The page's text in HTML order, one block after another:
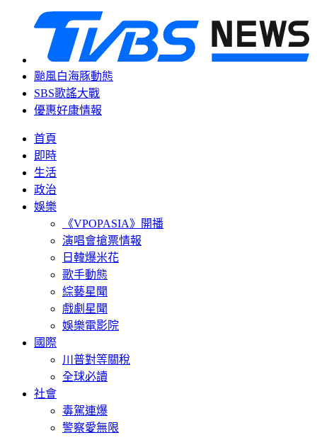
颱風白海豚動態
SBS歌謠大戰
優惠好康情報
首頁
即時
生活
政治
娛樂
《VPOPASIA》開播
演唱會搶票情報
日韓爆米花
歌手動態
綜藝星聞
戲劇星聞
娛樂電影院
國際
川普對等關稅
全球必讀
社會
毒駕連爆
警察愛無限